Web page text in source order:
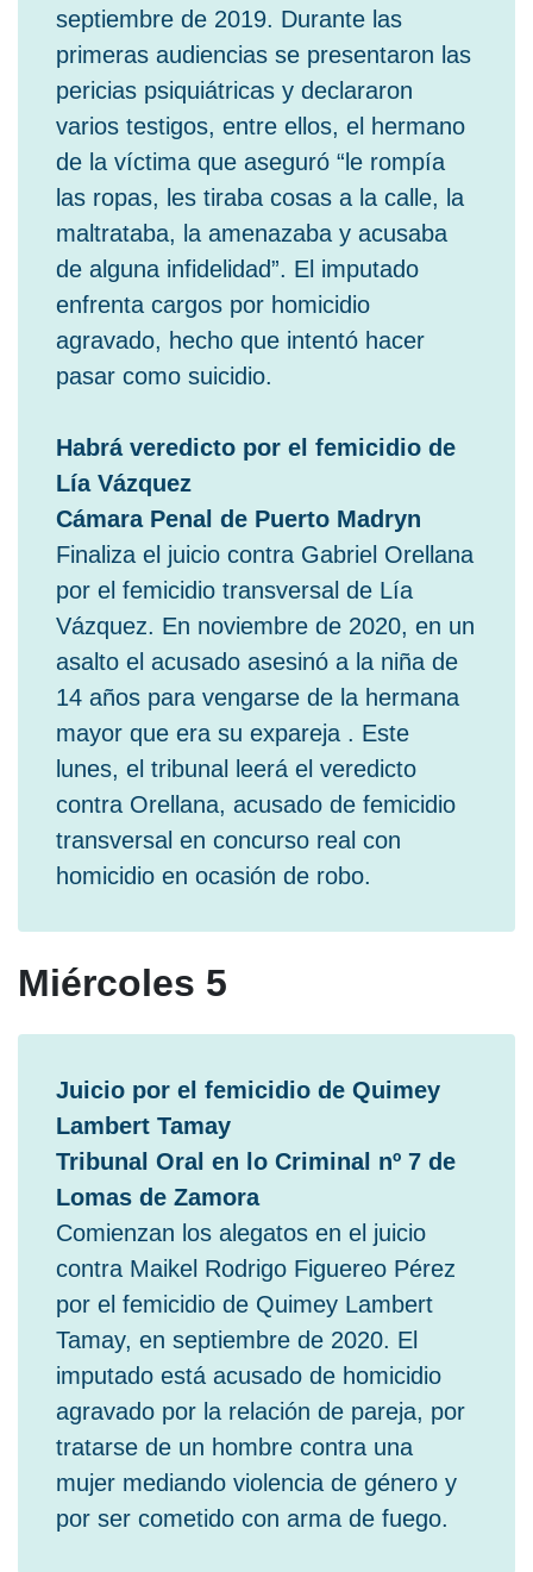
septiembre de 2019. Durante las
primeras audiencias se presentaron las
pericias psiquiátricas y declararon
varios testigos, entre ellos, el hermano
de la víctima que aseguró “le rompía
las ropas, les tiraba cosas a la calle, la
maltrataba, la amenazaba y acusaba
de alguna infidelidad”. El imputado
enfrenta cargos por homicidio
agravado, hecho que intentó hacer
pasar como suicidio.
Habrá veredicto por el femicidio de
Lía Vázquez
Cámara Penal de Puerto Madryn
Finaliza el juicio contra Gabriel Orellana
por el femicidio transversal de Lía
Vázquez. En noviembre de 2020, en un
asalto el acusado asesinó a la niña de
14 años para vengarse de la hermana
mayor que era su expareja . Este
lunes, el tribunal leerá el veredicto
contra Orellana, acusado de femicidio
transversal en concurso real con
homicidio en ocasión de robo.
Miércoles 5
Juicio por el femicidio de Quimey
Lambert Tamay
Tribunal Oral en lo Criminal nº 7 de
Lomas de Zamora
Comienzan los alegatos en el juicio
contra Maikel Rodrigo Figuereo Pérez
por el femicidio de Quimey Lambert
Tamay, en septiembre de 2020. El
imputado está acusado de homicidio
agravado por la relación de pareja, por
tratarse de un hombre contra una
mujer mediando violencia de género y
por ser cometido con arma de fuego.